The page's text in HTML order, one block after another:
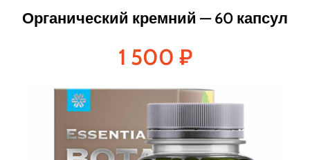
Органический кремний — 60 капсул
1 500 ₽